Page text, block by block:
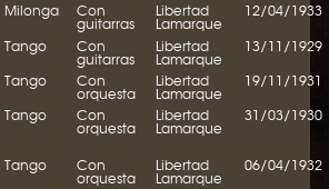
Milonga
Con
guitarras
Libertad
Lamarque
12/04/1933
Tango
Con
guitarras
Libertad
Lamarque
13/11/1929
Tango
Con
orquesta
Libertad
Lamarque
19/11/1931
Tango
Con
orquesta
Libertad
Lamarque
31/03/1930
Tango
Con
orquesta
Libertad
Lamarque
06/04/1932